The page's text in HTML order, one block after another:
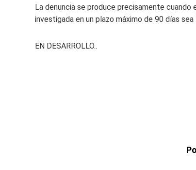
La denuncia se produce precisamente
investigada en un plazo máximo de 90 días
EN DESARROLLO..